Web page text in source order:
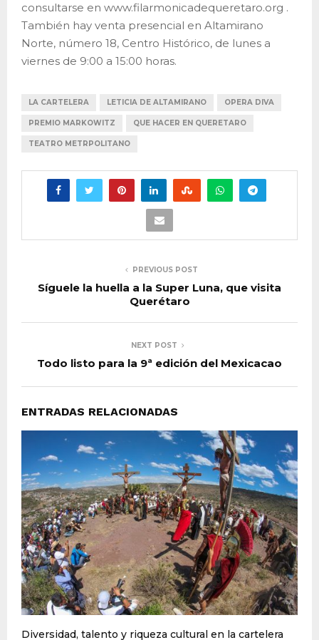
consultarse en www.filarmonicadequeretaro.org .
También hay venta presencial en Altamirano
Norte, número 18, Centro Histórico, de lunes a
viernes de 9:00 a 15:00 horas.
LA CARTELERA LETICIA DE ALTAMIRANO OPERA DIVA
PREMIO MARKOWITZ QUE HACER EN QUERETARO
TEATRO METRPOLITANO
PREVIOUS POST
Síguele la huella a la Super Luna, que visita
Querétaro
NEXT POST
Todo listo para la 9ª edición del Mexicacao
ENTRADAS RELACIONADAS
Diversidad, talento y riqueza cultural en la cartelera